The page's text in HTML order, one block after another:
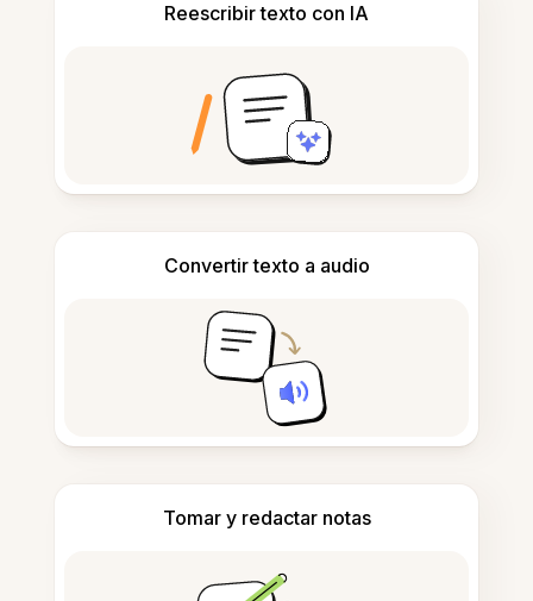
Reescribir texto con IA
Convertir texto a audio
Tomar y redactar notas